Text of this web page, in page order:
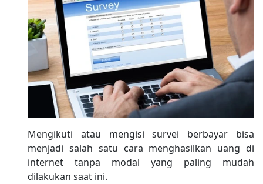
Mengikuti atau mengisi survei berbayar bisa
menjadi salah satu cara menghasilkan uang di
internet tanpa modal yang paling mudah
dilakukan saat ini.